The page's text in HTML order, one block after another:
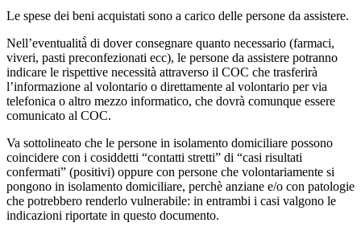
Le spese dei beni acquistati sono a carico delle persone da assistere.
Nell’eventualità̀ di dover consegnare quanto necessario (farmaci,
viveri, pasti preconfezionati ecc), le persone da assistere potranno
indicare le rispettive necessità attraverso il COC che trasferirà
l’informazione al volontario o direttamente al volontario per via
telefonica o altro mezzo informatico, che dovrà comunque essere
comunicato al COC.
Va sottolineato che le persone in isolamento domiciliare possono
coincidere con i cosiddetti “contatti stretti” di “casi risultati
confermati” (positivi) oppure con persone che volontariamente si
pongono in isolamento domiciliare, perchè anziane e/o con patologie
che potrebbero renderlo vulnerabile: in entrambi i casi valgono le
indicazioni riportate in questo documento.